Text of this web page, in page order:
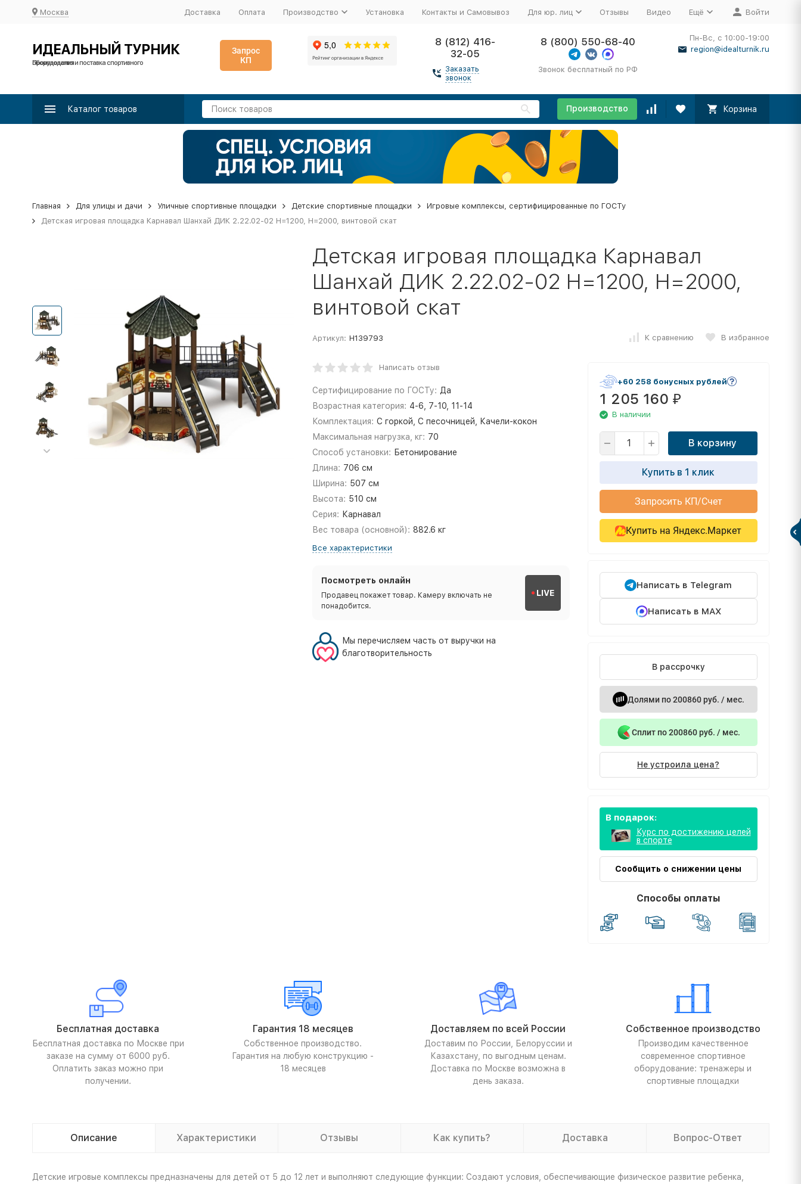
Москва Доставка Оплата Производство Установка Контакты и Самовывоз Для юр. лиц Отзывы Видео Ещё Войти
ИДЕАЛЬНЫЙ ТУРНИК
Производство и поставка спортивного оборудования
Запрос
КП
8 (812) 416-
32-05
Заказать
звонок
8 (800) 550-68-40
Звонок бесплатный по РФ
Пн-Вс, с 10:00-19:00
region@idealturnik.ru
Каталог товаров Производство Корзина
Главная Для улицы и дачи Уличные спортивные площадки Детские спортивные площадки
Игровые комплексы, сертифицированные по ГОСТу
Детская игровая площадка Карнавал Шанхай ДИК 2.22.02-02 H=1200, H=2000, винтовой скат
Детская игровая площадка Карнавал
Шанхай ДИК 2.22.02-02 H=1200, H=2000,
винтовой скат
Артикул: Н139793 К сравнению В избранное
Написать отзыв
Сертифицирование по ГОСТу: Да
Возрастная категория: 4-6, 7-10, 11-14
Комплектация: С горкой, С песочницей, Качели-кокон
Максимальная нагрузка, кг: 70
Способ установки: Бетонирование
Длина: 706 см
Ширина: 507 см
Высота: 510 см
Серия: Карнавал
Вес товара (основной): 882.6 кг
Все характеристики
Посмотреть онлайн
Продавец покажет товар. Камеру включать не
понадобится.
LIVE
Мы перечисляем часть от выручки на
благотворительность
+60 258 бонусных рублей
1 205 160 ₽
В наличии
В корзину
Купить в 1 клик
Запросить КП/Счет
Купить на Яндекс.Маркет
Написать в Telegram
Написать в MAX
В рассрочку
Долями по 200860 руб. / мес.
Сплит по 200860 руб. / мес.
Не устроила цена?
В подарок:
Курс по достижению целей
в спорте
Сообщить о снижении цены
Способы оплаты
Бесплатная доставка
Бесплатная доставка по Москве при
заказе на сумму от 6000 руб.
Оплатить заказ можно при
получении.
Гарантия 18 месяцев
Собственное производство.
Гарантия на любую конструкцию -
18 месяцев
Доставляем по всей России
Доставим по России, Белоруссии и
Казахстану, по выгодным ценам.
Доставка по Москве возможна в
день заказа.
Собственное производство
Производим качественное
современное спортивное
оборудование: тренажеры и
спортивные площадки
Описание Характеристики Отзывы Как купить? Доставка Вопрос-Ответ
Детские игровые комплексы предназначены для детей от 5 до 12 лет и выполняют следующие функции: Создают условия, обеспечивающие физическое развитие ребенка,